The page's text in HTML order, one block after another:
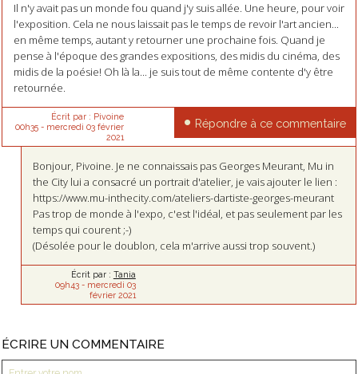
Il n'y avait pas un monde fou quand j'y suis allée. Une heure, pour voir
l'exposition. Cela ne nous laissait pas le temps de revoir l'art ancien...
en même temps, autant y retourner une prochaine fois. Quand je
pense à l'époque des grandes expositions, des midis du cinéma, des
midis de la poésie! Oh là la... je suis tout de même contente d'y être
retournée.
Écrit par : Pivoine
00h35- mercredi 03 février
2021
Répondre à ce commentaire
Bonjour, Pivoine. Je ne connaissais pas Georges Meurant, Mu in
the City lui a consacré un portrait d'atelier, je vais ajouter le lien :
https://www.mu-inthecity.com/ateliers-dartiste-georges-meurant
Pas trop de monde à l'expo, c'est l'idéal, et pas seulement par les
temps qui courent ;-)
(Désolée pour le doublon, cela m'arrive aussi trop souvent.)
Écrit par : Tania
09h43- mercredi 03
février 2021
ÉCRIRE UN COMMENTAIRE